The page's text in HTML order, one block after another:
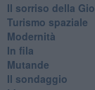
Il sorriso della
Turismo spaziale
Modernità
In fila
Mutande
Il sondaggio